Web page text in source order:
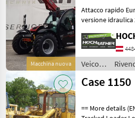
SCEGLI
CATEGORIA
Case IH
Weidemann
Thaler
Schäffer
Macchina nuova
Attacco rapido
versione idraulica
esterno Sedile
sospensioni
bracciolo
climatizzato
Veicoli
agricoli
a
Case 1150
== More details